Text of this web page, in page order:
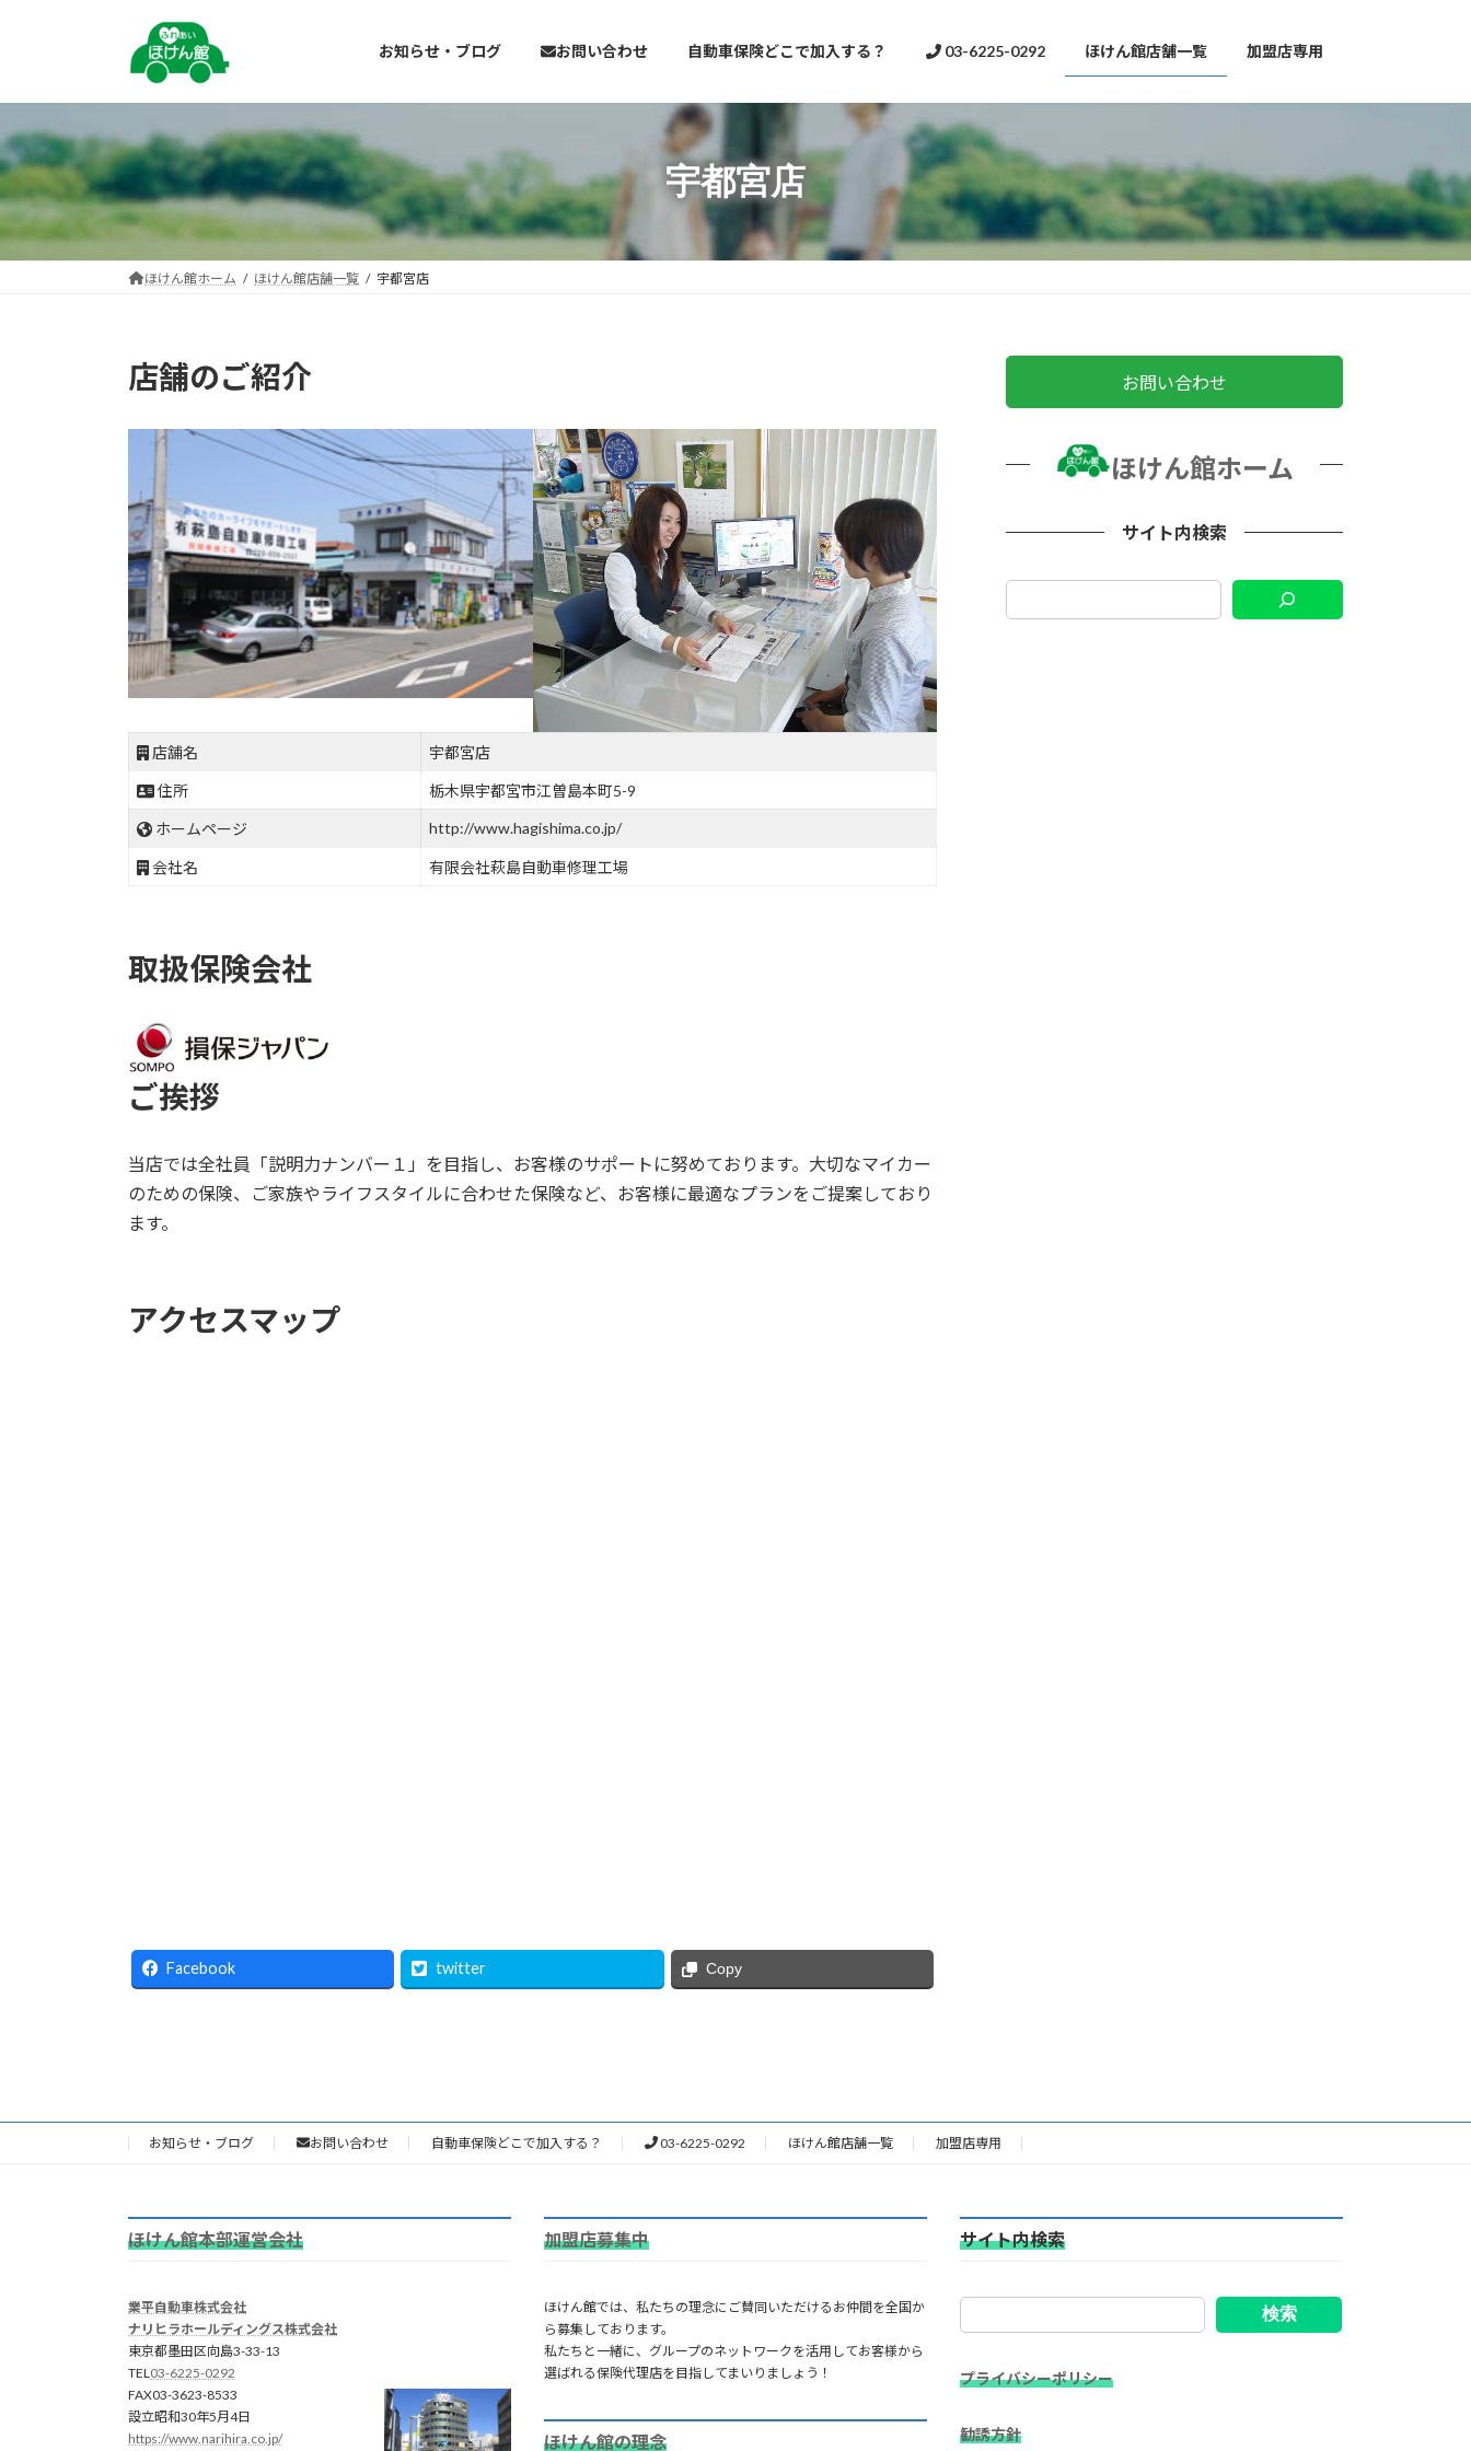
へ
ス
キ
ッ
ョ
ン
に
移
お知らせ・ブログ お問い合わせ 自動車保険どこで加入する？ 03-6225-0292 ほけん館店舗一覧 加盟店専用
宇都宮店
ほけん館ホーム ほけん館店舗一覧 宇都宮店
店舗のご紹介
店舗名 宇都宮店
住所 栃木県宇都宮市江曽島本町5-9
ホームページ http://www.hagishima.co.jp/
会社名 有限会社萩島自動車修理工場
取扱保険会社
ご挨拶
当店では全社員「説明力ナンバー１」を目指し、お客様のサポートに努めております。大切なマイカー
のための保険、ご家族やライフスタイルに合わせた保険など、お客様に最適なプランをご提案しており
ます。
アクセスマップ
Facebook twitter Copy
お問い合わせ
ほけん館ホーム
サイト内検索
お知らせ・ブログ お問い合わせ 自動車保険どこで加入する？ 03-6225-0292 ほけん館店舗一覧 加盟店専用
ほけん館本部運営会社
業平自動車株式会社
ナリヒラホールディングス株式会社
東京都墨田区向島3-33-13
TEL 03-6225-0292
FAX03-3623-8533
設立昭和30年5月4日
https://www.narihira.co.jp/
加盟店募集中
ほけん館では、私たちの理念にご賛同いただけるお仲間を全国か
ら募集しております。
私たちと一緒に、グループのネットワークを活用してお客様から
選ばれる保険代理店を目指してまいりましょう！
ほけん館の理念
サイト内検索
検索
プライバシーポリシー
勧誘方針